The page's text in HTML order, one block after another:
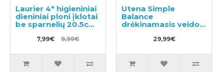
Laurier 4* higieniniai
dieniniai ploni įklotai
be sparnelių 20.5cm
7,99€ 9,99€
Utena Simple
Balance
drėkinamasis veido
gelis 100g
29,99€